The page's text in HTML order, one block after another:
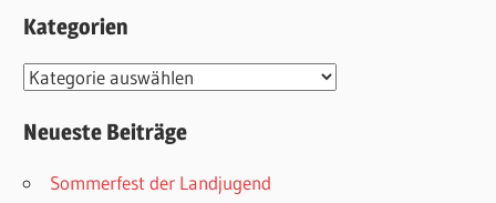
Kategorien
Kategorien
Neueste Beiträge
Sommerfest der Landjugend